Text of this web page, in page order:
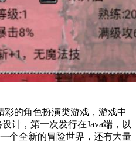
的角色扮演类游戏，游戏中
计，第一次发行在Java端，以
个全新的冒险世界，还有大量